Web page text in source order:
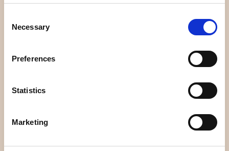
Selection
Necessary
Preferences
Statistics
Marketing
Datenschutz-Bestimmungen
Wenden Sie sich an das Social-Media-Team. Wir hoffen, dass
finden. Wie können wir Ihnen helfen?